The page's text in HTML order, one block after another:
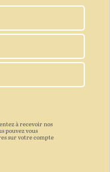
à recevoir nos
pouvez vous
sur votre compte